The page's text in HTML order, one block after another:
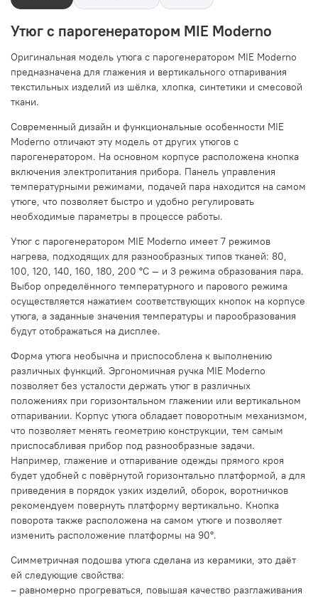
Утюг с парогенератором MIE Moderno
Оригинальная модель утюга с парогенератором MIE Moderno
предназначена для глажения и вертикального отпаривания
текстильных изделий из шёлка, хлопка, синтетики и смесовой
ткани.
Современный дизайн и функциональные особенности MIE
Moderno отличают эту модель от других утюгов с
парогенератором. На основном корпусе расположена кнопка
включения электропитания прибора. Панель управления
температурными режимами, подачей пара находится на самом
утюге, что позволяет быстро и удобно регулировать
необходимые параметры в процессе работы.
Утюг с парогенератором MIE Moderno имеет 7 режимов
нагрева, подходящих для разнообразных типов тканей: 80,
100, 120, 140, 160, 180, 200 °C — и 3 режима образования пара.
Выбор определённого температурного и парового режима
осуществляется нажатием соответствующих кнопок на корпусе
утюга, а заданные значения температуры и парообразования
будут отображаться на дисплее.
Форма утюга необычна и приспособлена к выполнению
различных функций. Эргономичная ручка MIE Moderno
позволяет без усталости держать утюг в различных
положениях при горизонтальном глажении или вертикальном
отпаривании. Корпус утюга обладает поворотным механизмом,
что позволяет менять геометрию конструкции, тем самым
приспосабливая прибор под разнообразные задачи.
Например, глажение и отпаривание одежды прямого кроя
будет удобней с повёрнутой горизонтально платформой, а для
приведения в порядок узких изделий, оборок, воротничков
рекомендуем повернуть платформу вертикально. Кнопка
поворота также расположена на самом утюге и позволяет
изменить расположение платформы на 90°.
Симметричная подошва утюга сделана из керамики, это даёт
ей следующие свойства:
– равномерно прогреваться, повышая качество разглаживания